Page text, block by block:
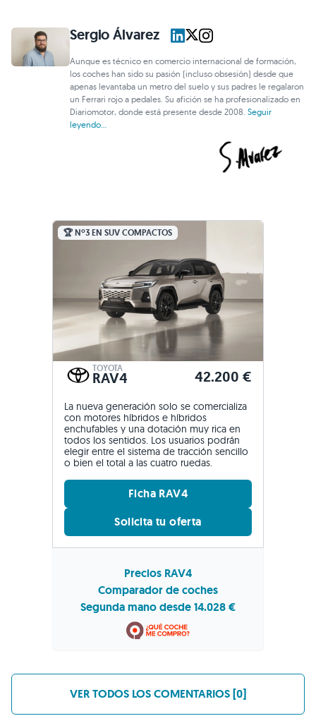
Sergio Álvarez
Aunque es técnico en comercio internacional de formación,
los coches han sido su pasión (incluso obsesión) desde que
apenas levantaba un metro del suelo y sus padres le regalaron
un Ferrari rojo a pedales. Su afición se ha profesionalizado en
Diariomotor, donde está presente desde 2008.Seguir
leyendo...
🏆 Nº3 EN SUV COMPACTOS
TOYOTA
RAV4 42.200 €
La nueva generación solo se comercializa
con motores híbridos e híbridos
enchufables y una dotación muy rica en
todos los sentidos. Los usuarios podrán
elegir entre el sistema de tracción sencillo
o bien el total a las cuatro ruedas.
Ficha RAV4
Solicita tu oferta
Precios RAV4
Comparador de coches
Segunda mano desde 14.028 €
VER TODOS LOS COMENTARIOS [0]